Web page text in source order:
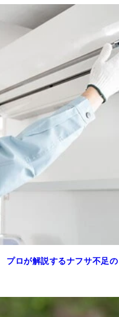
ロが解説するナフサ不足の